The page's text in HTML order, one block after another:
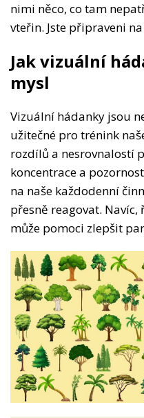
nimi něco, co tam
vteřin. Jste připraveni
Jak vizuální
mysl
Vizuální hádanky jsou
užitečné pro trénink
rozdílů a nesrovnalostí
koncentrace a
na naše každodenní
přesně reagovat.
může pomoci zlepšit